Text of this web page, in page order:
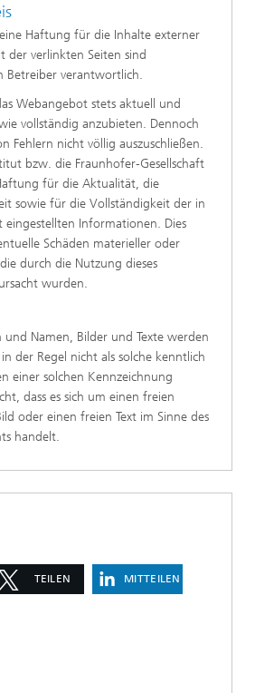
Haftung für die Inhalte externer
der verlinkten Seiten sind
Betreiber verantwortlich.
Webangebot stets aktuell und
vollständig anzubieten. Dennoch
Fehlern nicht völlig auszuschließen.
bzw. die Fraunhofer-Gesellschaft
für die Aktualität, die
sowie für die Vollständigkeit der in
eingestellten Informationen. Dies
Schäden materieller oder
durch die Nutzung dieses
wurden.
und Namen, Bilder und Texte werden
der Regel nicht als solche kenntlich
einer solchen Kennzeichnung
dass es sich um einen freien
oder einen freien Text im Sinne des
handelt.
TEILEN MITTEILEN